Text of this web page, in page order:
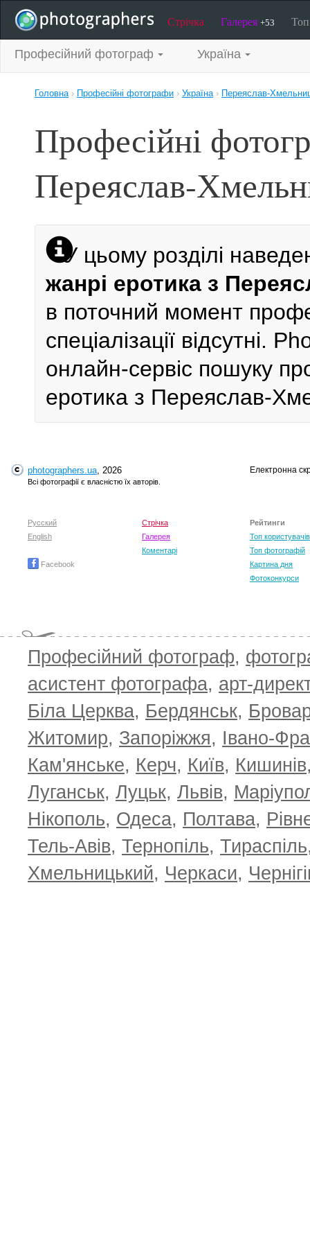
Стрічка Галерея +53
Професійний фотограф Україна
Головна› Професійні фотографи › Україна› Переяслав-
Професійні
Переяслав-
У цьому розділі
жанрі еротика з
в поточний момент
спеціалізації відсутні.
онлайн-сервіс пошуку
еротика з Переяслав-
photographers.ua, 2026
Всі фотографії є власністю їх авторів.
Електронна
Русский
English
Facebook
Стрічка
Галерея
Коментарі
Рейтинги
Топ користувачів
Топ фотографій
Картина дня
Фотоконкурси
Професійний фотограф,
асистент фотографа, арт-
Біла Церква, Бердянськ,
Житомир, Запоріжжя, Івано-
Кам'янське, Керч, Київ, Кишинів
Луганськ, Луцьк, Львів,
Нікополь, Одеса, Полтава,
Тель-Авів, Тернопіль, Тираспіль
Хмельницький, Черкаси,